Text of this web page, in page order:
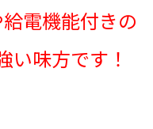
電機能付きの
い味方です！